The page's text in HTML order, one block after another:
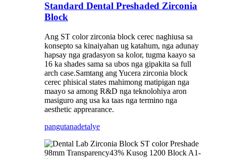
Standard Dental Preshaded Zirconia
Block
Ang ST color zirconia block cerec naghiusa sa
konsepto sa kinaiyahan ug katahum, nga adunay
hapsay nga gradasyon sa kolor, tugma kaayo sa
16 ka shades sama sa ubos nga gipakita sa full
arch case.Samtang ang Yucera zirconia block
cerec phisical states mahimong matipigan nga
maayo sa among R&D nga teknolohiya aron
masiguro ang usa ka taas nga termino nga
aesthetic apprearance.
pangutanadetalye